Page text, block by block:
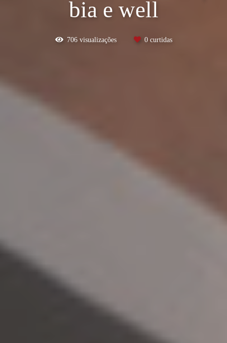
bia e well
706visualizações 0curtidas